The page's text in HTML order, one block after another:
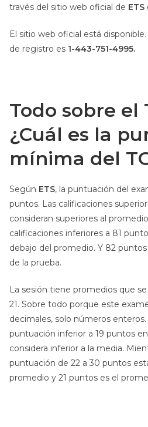
través del sitio web oficial de ETS
El sitio web oficial está disponible.
de registro es 1-443-751-4995.
Todo sobre el
¿Cuál es la
mínima del
Según ETS, la puntuación del
puntos. Las calificaciones
consideran superiores al
calificaciones inferiores a 81
debajo del promedio. Y 82
de la prueba.
La sesión tiene promedios que
21. Sobre todo porque este
decimales, solo números
puntuación inferior a 19 puntos
considera inferior a la media.
puntuación de 22 a 30 puntos
promedio y 21 puntos es el